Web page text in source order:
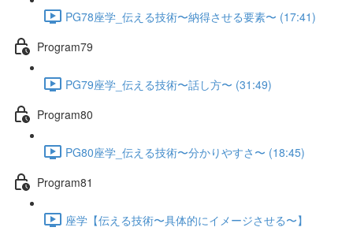
PG78座学_伝える技術〜納得させる要素〜 (17:41)
Program79
PG79座学_伝える技術〜話し方〜 (31:49)
Program80
PG80座学_伝える技術〜分かりやすさ〜 (18:45)
Program81
座学【伝える技術〜具体的にイメージさせる〜】